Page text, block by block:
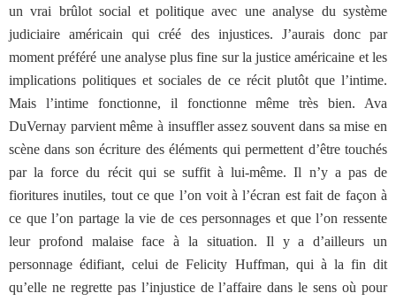
un vrai brûlot social et politique avec une analyse du système
judiciaire américain qui créé des injustices. J’aurais donc par
moment préféré une analyse plus fine sur la justice américaine et les
implications politiques et sociales de ce récit plutôt que l’intime.
Mais l’intime fonctionne, il fonctionne même très bien. Ava
DuVernay parvient même à insuffler assez souvent dans sa mise en
scène dans son écriture des éléments qui permettent d’être touchés
par la force du récit qui se suffit à lui-même. Il n’y a pas de
fioritures inutiles, tout ce que l’on voit à l’écran est fait de façon à
ce que l’on partage la vie de ces personnages et que l’on ressente
leur profond malaise face à la situation. Il y a d’ailleurs un
personnage édifiant, celui de Felicity Huffman, qui à la fin dit
qu’elle ne regrette pas l’injustice de l’affaire dans le sens où pour